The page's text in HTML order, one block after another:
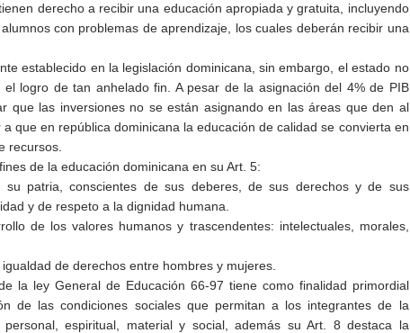
derecho a recibir una educación apropiada y gratuita, incluyendo
con problemas de aprendizaje, los cuales deberán recibir una
establecido en la legislación dominicana, sin embargo, el estado no
logro de tan anhelado fin. A pesar de la asignación del 4% de PIB
que las inversiones no se están asignando en las áreas que den al
que en república dominicana la educación de calidad se convierta en
recursos.
de la educación dominicana en su Art. 5:
patria, conscientes de sus deberes, de sus derechos y de sus
y de respeto a la dignidad humana.
de los valores humanos y trascendentes: intelectuales, morales,
de derechos entre hombres y mujeres.
la ley General de Educación 66-97 tiene como finalidad primordial
de las condiciones sociales que permitan a los integrantes de la
espiritual, material y social, además su Art. 8 destaca la